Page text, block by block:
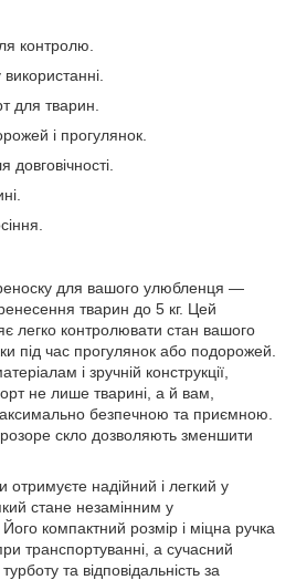
контролю.
для тварин.
і прогулянок.
довговічності.
для вашого улюбленця —
тварин до 5 кг. Цей
легко контролювати стан вашого
під час прогулянок або подорожей.
і зручній конструкції,
не лише тварині, а й вам,
безпечною та приємною.
скло дозволяють зменшити
надійний і легкий у
стане незамінним у
компактний розмір і міцна ручка
транспортуванні, а сучасний
та відповідальність за